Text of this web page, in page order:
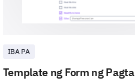
IBA PA
Template ng Form ng